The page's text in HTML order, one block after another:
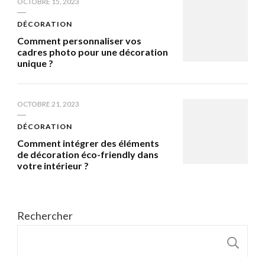
DÉCORATION
Comment personnaliser vos
cadres photo pour une décoration
unique ?
OCTOBRE 21, 2023
DÉCORATION
Comment intégrer des éléments
de décoration éco-friendly dans
votre intérieur ?
Rechercher